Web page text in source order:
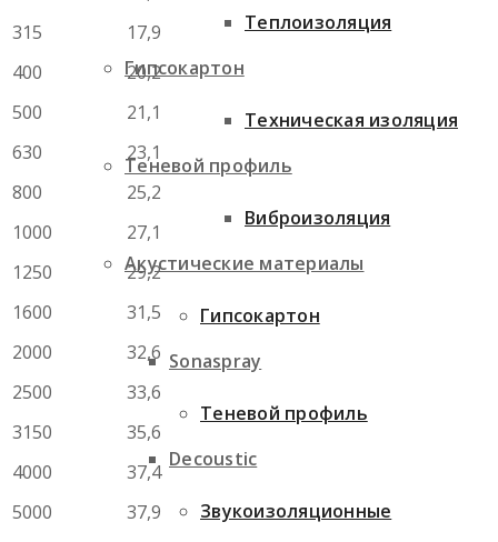
Гипсокартон
Теневой профиль
Акустические материалы
Sonaspray
Decoustic
Теплоизоляция
Техническая изоляция
Виброизоляция
Гипсокартон
Теневой профиль
Звукоизоляционные
315
17,9
400
20,2
500
21,1
630
23,1
800
25,2
1000
27,1
1250
29,2
1600
31,5
2000
32,6
2500
33,6
3150
35,6
4000
37,4
5000
37,9